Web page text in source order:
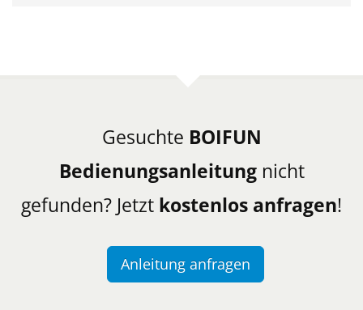
Gesuchte BOIFUN
Bedienungsanleitungnicht
gefunden? Jetzt kostenlos anfragen!
Anleitung anfragen